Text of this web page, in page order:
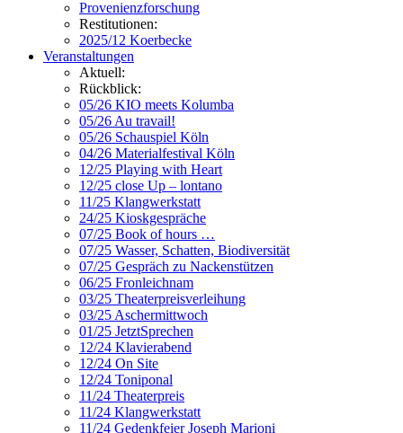
Provenienzforschung
Restitutionen:
2025/12 Koerbecke
Veranstaltungen
Aktuell:
Rückblick:
05/26 KIO meets Kolumba
05/26 Au travail!
05/26 Schauspiel Köln
04/26 Materialfestival Köln
12/25 Playing with Heart
12/25 close Up – lontano
11/25 Klangwerkstatt
24/25 Kioskgespräche
07/25 Book of hours …
07/25 Wasser, Schatten, Biodiversität
07/25 Gespräch zu Nackenstützen
06/25 Fronleichnam
03/25 Theaterpreisverleihung
03/25 Aschermittwoch
01/25 JetztSprechen
12/24 Klavierabend
12/24 On Site
12/24 Toniponal
11/24 Theaterpreis
11/24 Klangwerkstatt
11/24 Gedenkfeier Joseph Marioni